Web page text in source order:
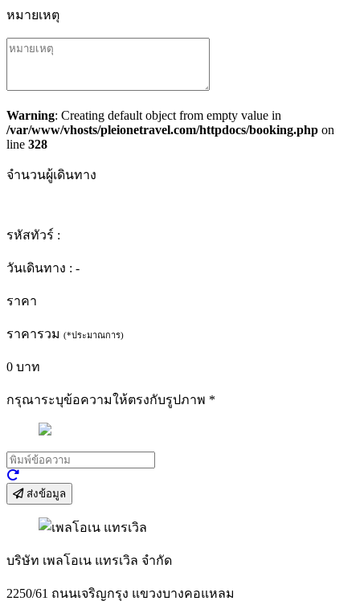
หมายเหตุ
Warning: Creating default object from empty value in
/var/www/vhosts/pleionetravel.com/httpdocs/booking.php on
line 328
จำนวนผู้เดินทาง
รหัสทัวร์ :
วันเดินทาง : -
ราคา
ราคารวม (*ประมาณการ)
0 บาท
กรุณาระบุข้อความให้ตรงกับรูปภาพ *
ส่งข้อมูล
บริษัท เพลโอเน แทรเวิล จำกัด
2250/61 ถนนเจริญกรุง แขวงบางคอแหลม